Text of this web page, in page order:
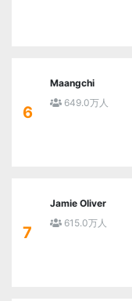
6
Maangchi
649.0万人
7
Jamie Oliver
615.0万人